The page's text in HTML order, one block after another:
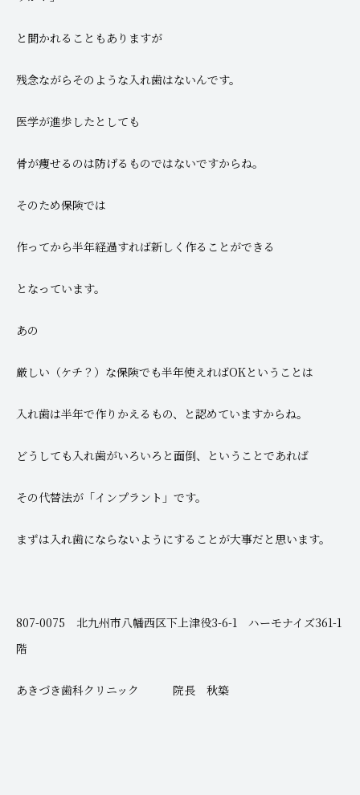
と聞かれることもありますが
残念ながらそのような入れ歯はないんです。
医学が進歩したとしても
骨が痩せるのは防げるものではないですからね。
そのため保険では
作ってから半年経過すれば新しく作ることができる
となっています。
あの
厳しい（ケチ？）な保険でも半年使えればOKということは
入れ歯は半年で作りかえるもの、と認めていますからね。
どうしても入れ歯がいろいろと面倒、ということであれば
その代替法が「インプラント」です。
まずは入れ歯にならないようにすることが大事だと思います。
807-0075 北九州市八幡西区下上津役3-6-1 ハーモナイズ361-1
階
あきづき歯科クリニック 院長 秋築